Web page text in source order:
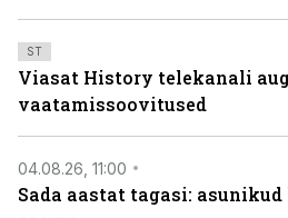
ST
Viasat History telekanali
vaatamissoovitused
04.08.26, 11:00
Sada aastat tagasi: